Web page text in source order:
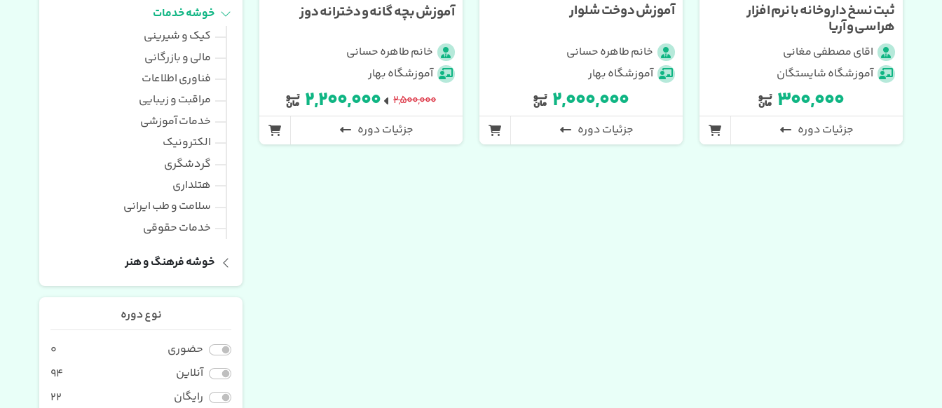
ثبت نسخ داروخانه با نرم افزار
هراسی و آریا
اقای مصطفی مغانی
آموزشگاه شایستگان
۳۰۰,۰۰۰
جزئیات دوره
آموزش دوخت شلوار
خانم طاهره حسانی
آموزشگاه بهار
۲,۰۰۰,۰۰۰
جزئیات دوره
آموزش بچه گانه و دخترانه دوز
خانم طاهره حسانی
آموزشگاه بهار
۲,۵۰۰,۰۰۰
۲,۲۰۰,۰۰۰
جزئیات دوره
خوشه خدمات
کیک و شیرینی
مالی و بازرگانی
فناوری اطلاعات
مراقبت و زیبایی
خدمات آموزشی
الکترونیک
گردشگری
هتلداری
سلامت و طب ایرانی
خدمات حقوقی
خوشه فرهنگ و هنر
نوع دوره
حضوری
0
آنلاین
94
رایگان
22